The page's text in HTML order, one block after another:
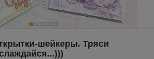
шейкеры. Тряси